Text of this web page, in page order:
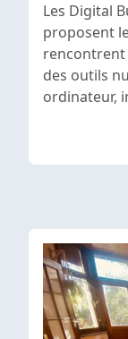
Les Digital
proposent
rencontrent
des outils
ordinateur,